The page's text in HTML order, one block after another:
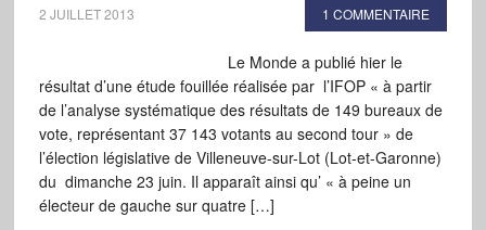
2 JUILLET 2013 1 COMMENTAIRE
Le Monde a publié hier le
résultat d’une étude fouillée réalisée par l’IFOP « à partir
de l’analyse systématique des résultats de 149 bureaux de
vote, représentant 37 143 votants au second tour » de
l’élection législative de Villeneuve-sur-Lot (Lot-et-Garonne)
du dimanche 23 juin. Il apparaît ainsi qu’ « à peine un
électeur de gauche sur quatre […]